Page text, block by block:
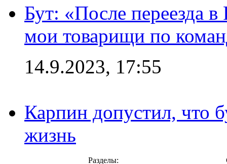
Бут: «После переезда
мои товарищи по
14.9.2023, 17:55
Карпин допустил, что
жизнь
Разделы: